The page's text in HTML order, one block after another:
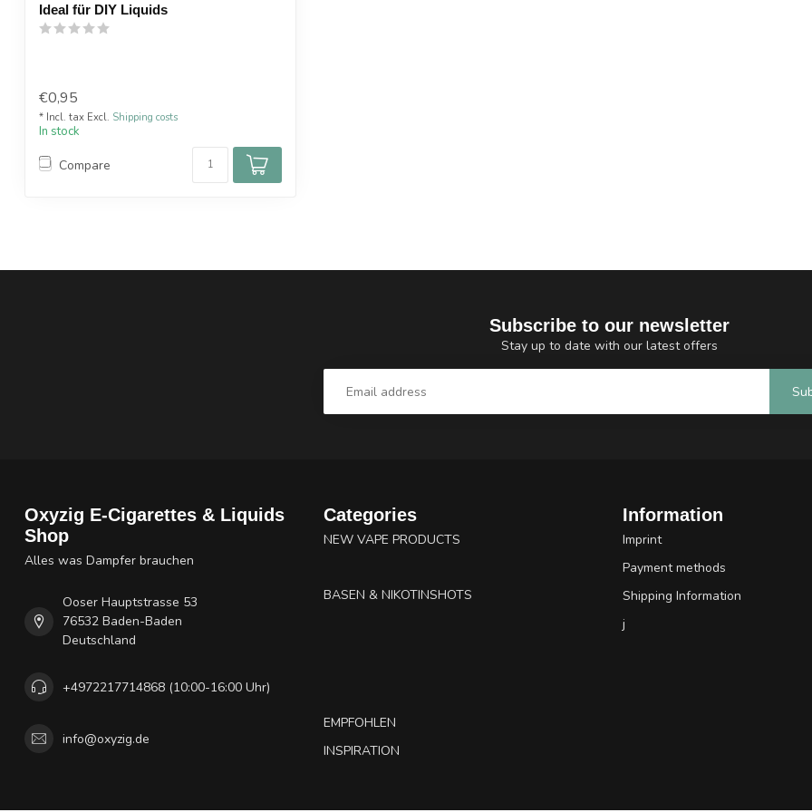
Ideal für DIY Liquids
€0,95
* Incl. tax Excl. Shipping costs
In stock
Compare
Subscribe to our newsletter
Stay up to date with our latest offers
Oxyzig E-Cigarettes & Liquids
Shop
Alles was Dampfer brauchen
Ooser Hauptstrasse 53
76532 Baden-Baden
Deutschland
+4972217714868 (10:00-16:00 Uhr)
info@oxyzig.de
Categories
NEW VAPE PRODUCTS
BASEN & NIKOTINSHOTS
EMPFOHLEN
INSPIRATION
Information
Imprint
Payment methods
Shipping Information
j